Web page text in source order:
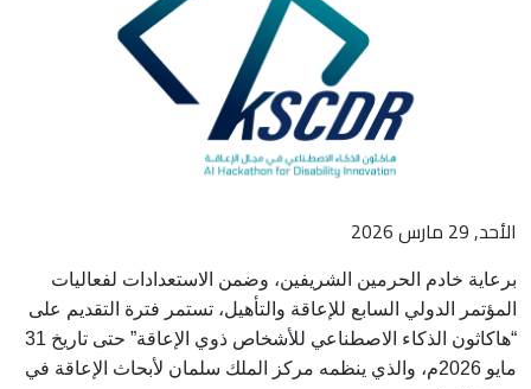
الأحد, 29 مارس 2026
برعاية خادم الحرمين الشريفين، وضمن الاستعدادات لفعاليات
المؤتمر الدولي السابع للإعاقة والتأهيل، تستمر فترة التقديم على
“هاكاثون الذكاء الاصطناعي للأشخاص ذوي الإعاقة” حتى تاريخ 31
مايو 2026م، والذي ينظمه مركز الملك سلمان لأبحاث الإعاقة في